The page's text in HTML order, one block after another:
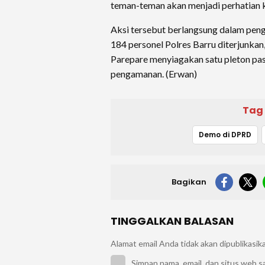
teman-teman akan menjadi perhatian
Aksi tersebut berlangsung dalam
184 personel Polres Barru
Parepare menyiagakan satu pleton
pengamanan. (Erwan)
Tag
Demo di DPRD
Bagikan
TINGGALKAN BALASAN
Alamat email Anda tidak akan